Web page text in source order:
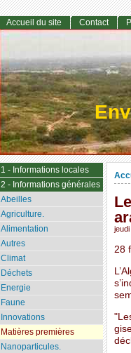
28
Accueil du site Contact
1 - Informations locales
2 - Informations générales
Abeilles
Agriculture.
Alimentation
Autres
Climat
Déchets
Energie
Faune
Innovations
Matières premières
Nanoparticules.